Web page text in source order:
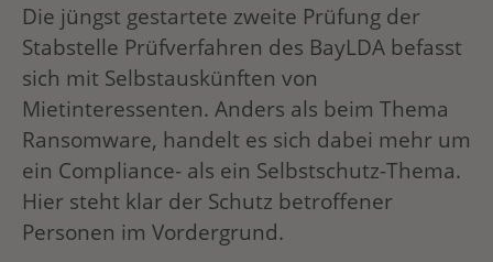
Die jüngst gestartete zweite Prüfung der
Stabstelle Prüfverfahren des BayLDA befasst
sich mit Selbstauskünften von
Mietinteressenten. Anders als beim Thema
Ransomware, handelt es sich dabei mehr um
ein Compliance- als ein Selbstschutz-Thema.
Hier steht klar der Schutz betroffener
Personen im Vordergrund.